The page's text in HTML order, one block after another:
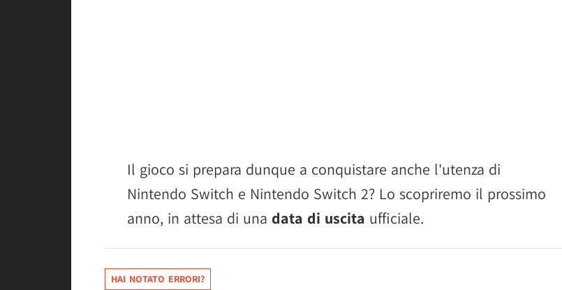
Il gioco si prepara dunque a conquistare anche l'utenza di
Nintendo Switch e Nintendo Switch 2? Lo scopriremo il prossimo
anno, in attesa di una data di uscita ufficiale.
HAI NOTATO ERRORI?